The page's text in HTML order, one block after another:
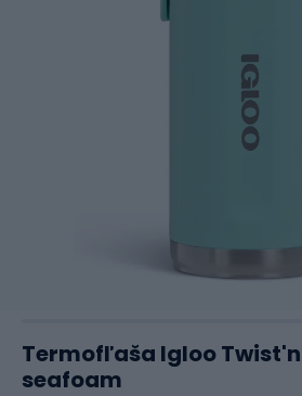
Termofľaša Igloo
seafoam